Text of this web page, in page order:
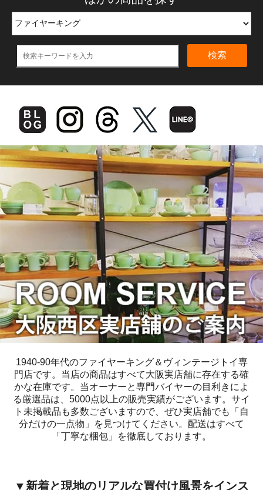
検索
1940-90年代のファイヤーキング＆ヴィンテージトイ専
門店です。当店の商品はすべて大阪実店舗に存在する確
かな在庫です。当オーナーと専門バイヤーの目利きによ
る厳選品は、5000点以上の販売実績がございます。サイ
ト未掲載品も多数ございますので、ぜひ実店舗でも「自
分だけの一点物」を見つけてください。配送はすべて
「丁寧な梱包」を徹底しております。
▼新着と現地のリアルな買付け風景をインス